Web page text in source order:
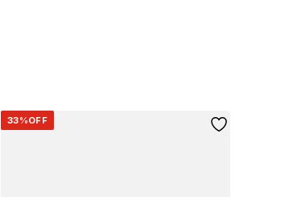
33%OFF